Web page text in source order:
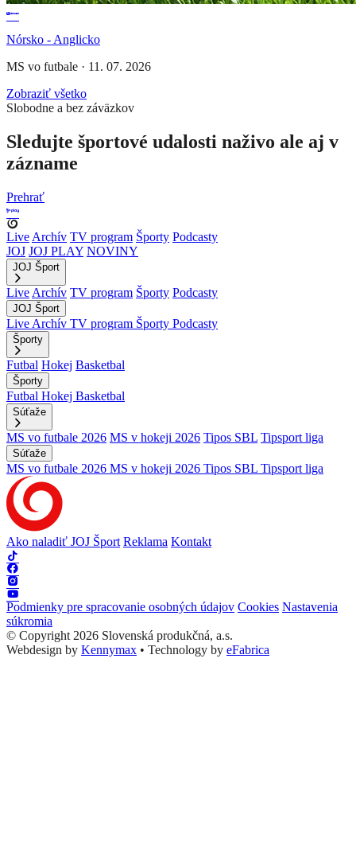
Nórsko - Anglicko
MS vo futbale · 11. 07. 2026
Zobraziť všetko
Slobodne a bez záväzkov
Sledujte športové udalosti naživo ale aj v
zázname
Prehrať
Live Archív TV program Športy Podcasty
JOJ JOJ PLAY NOVINY
JOJ Šport
Live Archív TV program Športy Podcasty
JOJ Šport
Live Archív TV program Športy Podcasty
Športy
Futbal Hokej Basketbal
Športy
Futbal Hokej Basketbal
Súťaže
MS vo futbale 2026 MS v hokeji 2026 Tipos SBL Tipsport liga
Súťaže
MS vo futbale 2026 MS v hokeji 2026 Tipos SBL Tipsport liga
Ako naladiť JOJ Šport Reklama Kontakt
Podmienky pre spracovanie osobných údajov Cookies Nastavenia
súkromia
© Copyright 2026 Slovenská produkčná, a.s.
Webdesign by Kennymax • Technology by eFabrica